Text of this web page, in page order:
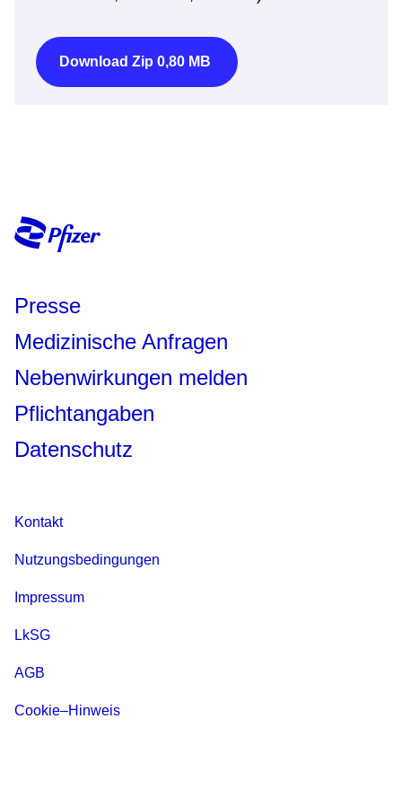
Download Zip 0,80 MB
Presse
Medizinische Anfragen
Nebenwirkungen melden
Pflichtangaben
Datenschutz
Kontakt
Nutzungsbedingungen
Impressum
LkSG
AGB
Cookie–Hinweis